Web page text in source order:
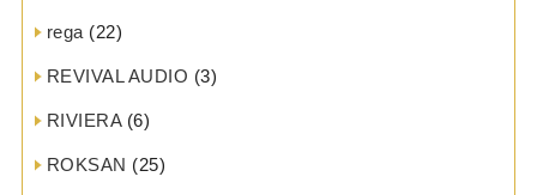
rega (22)
REVIVAL AUDIO (3)
RIVIERA(6)
ROKSAN (25)